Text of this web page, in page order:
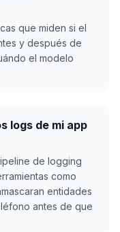
que miden si el
y después de
el modelo
logs de mi app
de logging
como
entidades
antes de que